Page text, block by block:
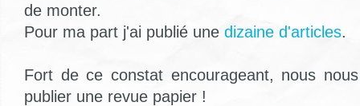
de monter.
Pour ma part j'ai publié une dizaine d'articles.
Fort de ce constat encourageant, nous
publier une revue papier !